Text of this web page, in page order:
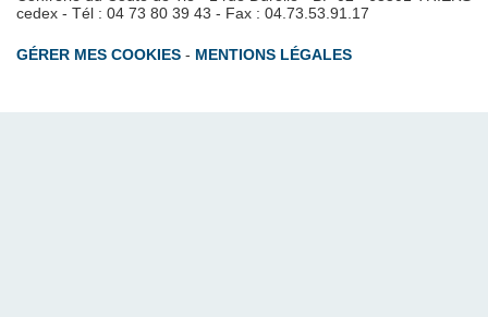
cedex - Tél : 04 73 80 39 43 - Fax : 04.73.53.91.17
GÉRER MES COOKIES - MENTIONS LÉGALES